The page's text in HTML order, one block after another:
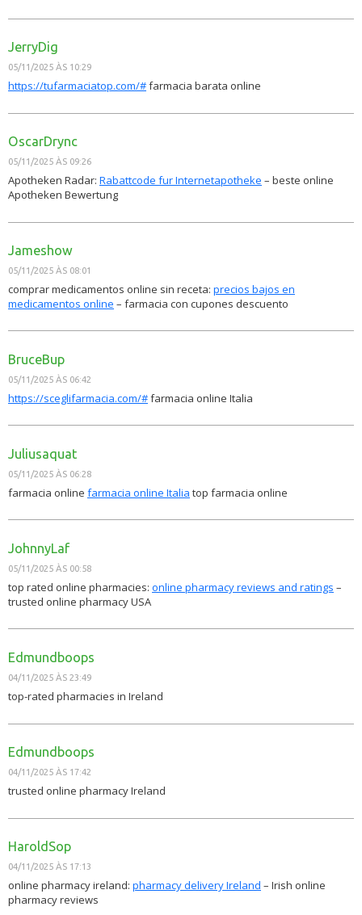
JerryDig
05/11/2025 ÀS 10:29
https://tufarmaciatop.com/#farmacia barata online
OscarDrync
05/11/2025 ÀS 09:26
Apotheken Radar: Rabattcode fur Internetapotheke – beste online
Apotheken Bewertung
Jameshow
05/11/2025 ÀS 08:01
comprar medicamentos online sin receta: precios bajos en
medicamentos online – farmacia con cupones descuento
BruceBup
05/11/2025 ÀS 06:42
https://sceglifarmacia.com/#farmacia online Italia
Juliusaquat
05/11/2025 ÀS 06:28
farmacia online farmacia online Italia top farmacia online
JohnnyLaf
05/11/2025 ÀS 00:58
top rated online pharmacies: online pharmacy reviews and ratings –
trusted online pharmacy USA
Edmundboops
04/11/2025 ÀS 23:49
top-rated pharmacies in Ireland
Edmundboops
04/11/2025 ÀS 17:42
trusted online pharmacy Ireland
HaroldSop
04/11/2025 ÀS 17:13
online pharmacy ireland: pharmacy delivery Ireland – Irish online
pharmacy reviews